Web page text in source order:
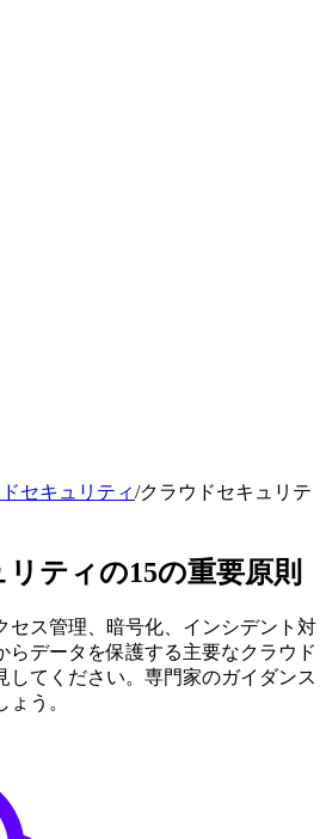
セキュリティ/クラウドセキュリテ
ティの15の重要原則
セス管理、暗号化、インシデント対
らデータを保護する主要なクラウド
してください。専門家のガイダンス
う。